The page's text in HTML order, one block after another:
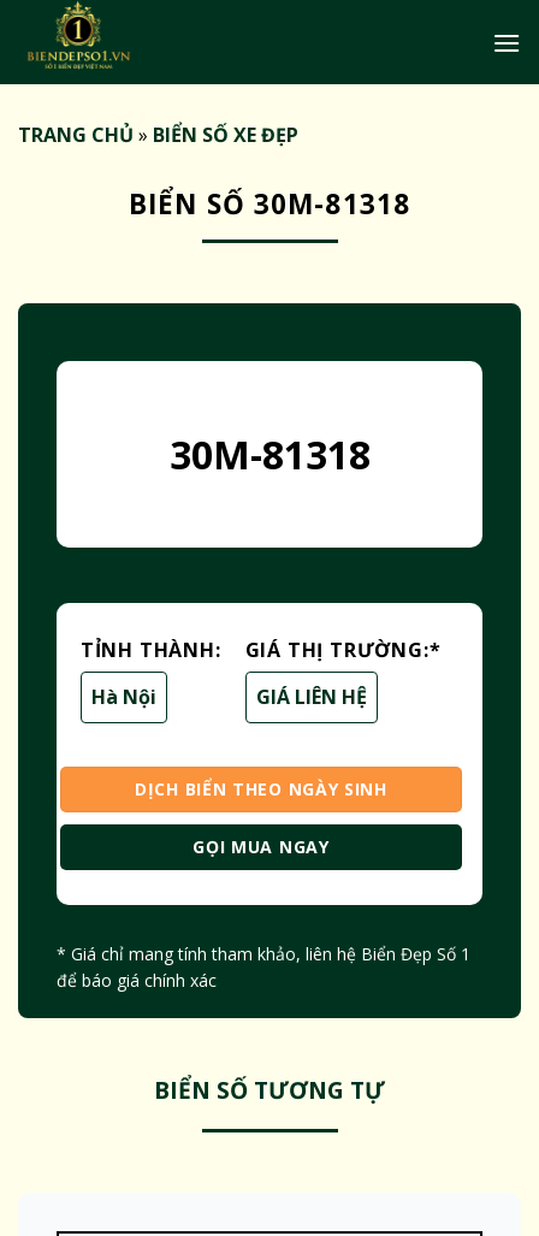
TRANG CHỦ » BIỂN SỐ XE ĐẸP
BIỂN SỐ 30M-81318
30M-81318
TỈNH THÀNH:
Hà Nội
GIÁ THỊ TRƯỜNG:*
GIÁ LIÊN HỆ
DỊCH BIỂN THEO NGÀY SINH
GỌI MUA NGAY
* Giá chỉ mang tính tham khảo, liên hệ Biển Đẹp Số 1
để báo giá chính xác
BIỂN SỐ TƯƠNG TỰ